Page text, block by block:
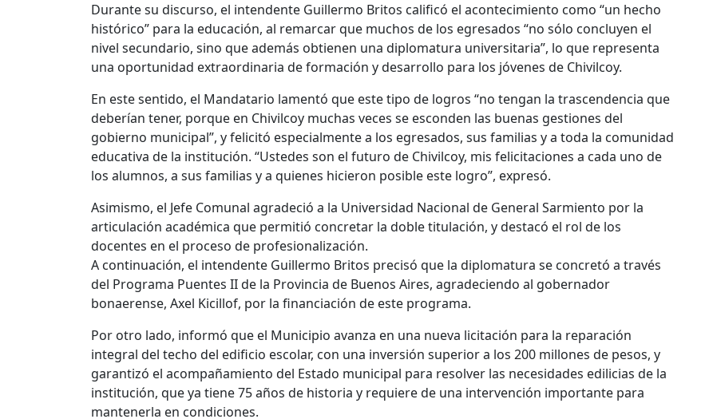
Durante su discurso, el intendente Guillermo Britos calificó el acontecimiento como “un hecho
histórico” para la educación, al remarcar que muchos de los egresados “no sólo concluyen el
nivel secundario, sino que además obtienen una diplomatura universitaria”, lo que representa
una oportunidad extraordinaria de formación y desarrollo para los jóvenes de Chivilcoy.
En este sentido, el Mandatario lamentó que este tipo de logros “no tengan la trascendencia que
deberían tener, porque en Chivilcoy muchas veces se esconden las buenas gestiones del
gobierno municipal”, y felicitó especialmente a los egresados, sus familias y a toda la comunidad
educativa de la institución. “Ustedes son el futuro de Chivilcoy, mis felicitaciones a cada uno de
los alumnos, a sus familias y a quienes hicieron posible este logro”, expresó.
Asimismo, el Jefe Comunal agradeció a la Universidad Nacional de General Sarmiento por la
articulación académica que permitió concretar la doble titulación, y destacó el rol de los
docentes en el proceso de profesionalización.
A continuación, el intendente Guillermo Britos precisó que la diplomatura se concretó a través
del Programa Puentes II de la Provincia de Buenos Aires, agradeciendo al gobernador
bonaerense, Axel Kicillof, por la financiación de este programa.
Por otro lado, informó que el Municipio avanza en una nueva licitación para la reparación
integral del techo del edificio escolar, con una inversión superior a los 200 millones de pesos, y
garantizó el acompañamiento del Estado municipal para resolver las necesidades edilicias de la
institución, que ya tiene 75 años de historia y requiere de una intervención importante para
mantenerla en condiciones.